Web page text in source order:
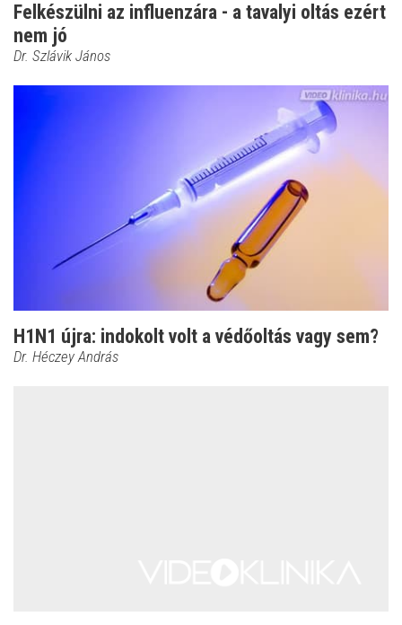
Felkészülni az influenzára - a tavalyi oltás ezért
nem jó
Dr. Szlávik János
H1N1 újra: indokolt volt a védőoltás vagy sem?
Dr. Héczey András